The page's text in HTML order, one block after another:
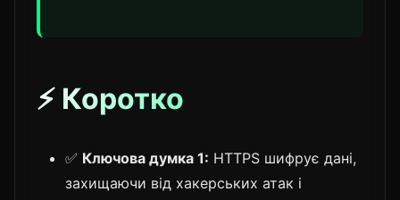
⚡ Коротко
✅ Ключова думка 1: HTTPS шифрує дані,
захищаючи від хакерських атак і